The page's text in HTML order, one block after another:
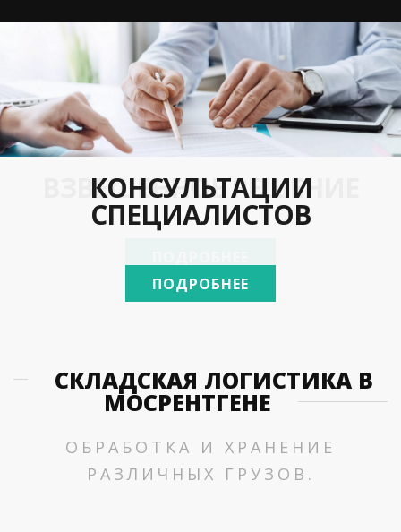
ВЗВЕШЕННОЕ РЕШЕНИЕ
КОНСУЛЬТАЦИИ
СПЕЦИАЛИСТОВ
ПОДРОБНЕЕ
МЫ РЯДОМ
ПРОВЕРЕНЫ ВРЕМЕНЕМ
СКЛАДСКАЯ ЛОГИСТИКА В
МОСРЕНТГЕНЕ
ОБРАБОТКА И ХРАНЕНИЕ
РАЗЛИЧНЫХ ГРУЗОВ.